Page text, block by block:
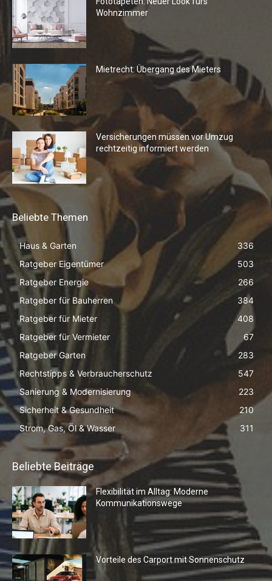
Wohnzimmer
Mietrecht: Übergang des Mieters
Versicherungen müssen vor Umzug
rechtzeitig informiert werden
Beliebte Themen
Haus & Garten
336
Ratgeber Eigentümer
503
Ratgeber Energie
266
Ratgeber für Bauherren
384
Ratgeber für Mieter
408
Ratgeber für Vermieter
67
Ratgeber Garten
283
Rechtstipps & Verbraucherschutz
547
Sanierung & Modernisierung
223
Sicherheit & Gesundheit
210
Strom, Gas, Öl & Wasser
311
Beliebte Beiträge
Flexibilität im Alltag: Moderne
Kommunikationswege
Vorteile des Carport mit Sonnenschutz